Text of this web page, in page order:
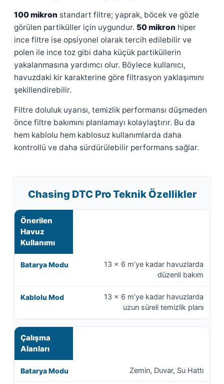
100 mikron standart filtre; yaprak, böcek ve gözle
görülen partiküller için uygundur. 50 mikron hiper
ince filtre ise opsiyonel olarak tercih edilebilir ve
polen ile ince toz gibi daha küçük partiküllerin
yakalanmasına yardımcı olur. Böylece kullanıcı,
havuzdaki kir karakterine göre filtrasyon yaklaşımını
şekillendirebilir.
Filtre doluluk uyarısı, temizlik performansı düşmeden
önce filtre bakımını planlamayı kolaylaştırır. Bu da
hem kablolu hem kablosuz kullanımlarda daha
kontrollü ve daha sürdürülebilir performans sağlar.
Chasing DTC Pro Teknik Özellikler
Önerilen
Havuz
Kullanımı
13 x 6 m’ye kadar havuzlarda
düzenli bakım
13 x 6 m’ye kadar havuzlarda
uzun süreli temizlik planı
Çalışma
Alanları
Zemin, Duvar, Su Hattı